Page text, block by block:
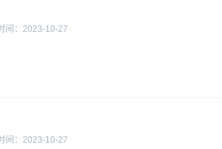
间： 2023-10-27
间： 2023-10-27